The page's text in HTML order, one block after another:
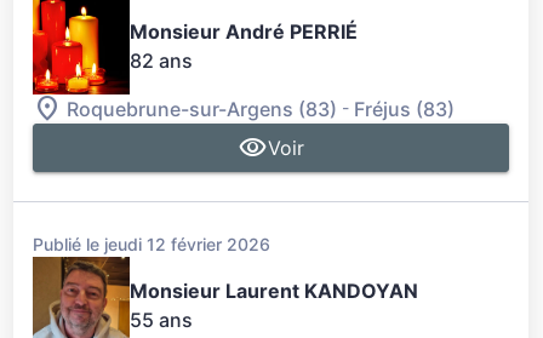
Monsieur André PERRIÉ
82 ans
Roquebrune-sur-Argens (83) - Fréjus (83)
Voir
Publié le jeudi 12 février 2026
Monsieur Laurent KANDOYAN
55 ans